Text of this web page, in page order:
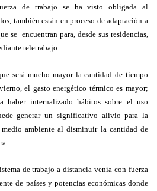
de trabajo se ha visto obligada al
también están en proceso de adaptación a
se encuentran para, desde sus residencias,
teletrabajo.
será mucho mayor la cantidad de tiempo
el gasto energético térmico es mayor;
internalizado hábitos sobre el uso
generar un significativo alivio para la
ambiente al disminuir la cantidad de
de trabajo a distancia venía con fuerza
de países y potencias económicas donde